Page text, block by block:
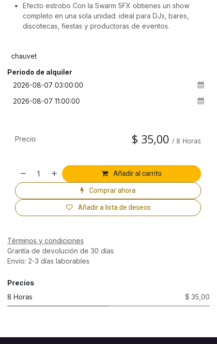
Efecto estrobo Con la Swarm 5FX obtienes un show
completo en una sola unidad: ideal para DJs, bares,
discotecas, fiestas y productoras de eventos.
chauvet
Periodo de alquiler
Añadir al carrito
Comprar ahora
Añadir a lista de deseos
Precio $ 35,00 / 8 Horas
Términos y condiciones
Grantía de devolución de 30 días
Envío: 2-3 días laborables
Precios
8 Horas
$ 35,00